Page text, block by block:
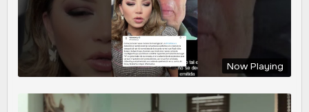
Now Playing